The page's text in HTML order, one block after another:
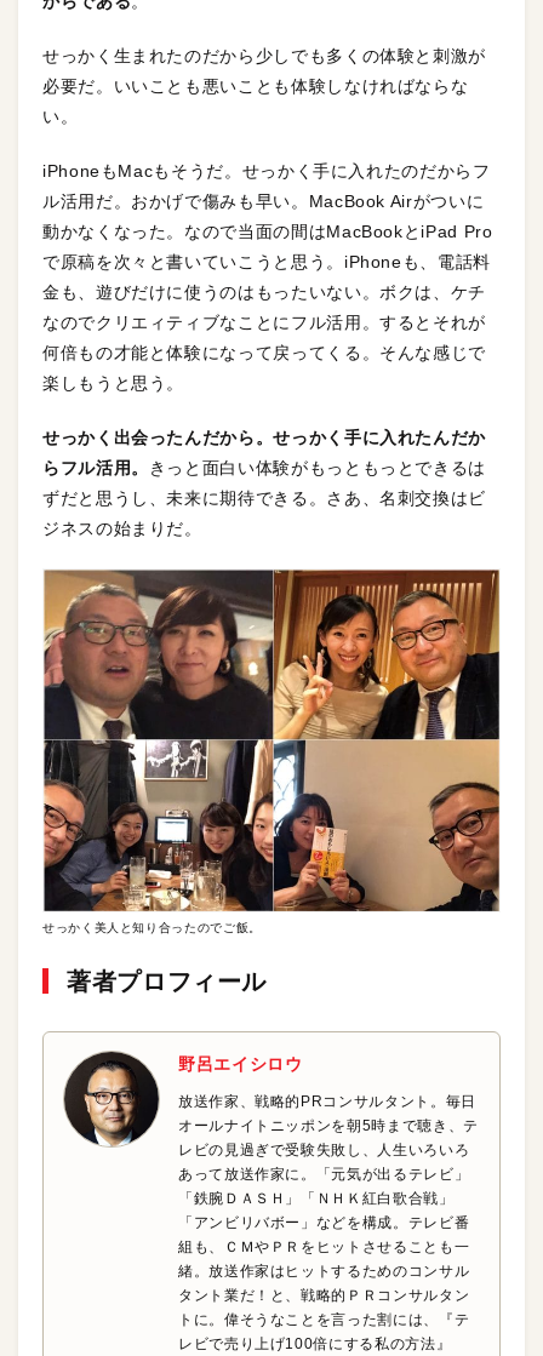
せっかく生まれたのだから少しでも多くの体験と刺激が
必要だ。いいことも悪いことも体験しなければならな
い。
iPhoneもMacもそうだ。せっかく手に入れたのだからフ
ル活用だ。おかげで傷みも早い。MacBook Airがついに
動かなくなった。なので当面の間はMacBookとiPad Pro
で原稿を次々と書いていこうと思う。iPhoneも、電話料
金も、遊びだけに使うのはもったいない。ボクは、ケチ
なのでクリエィティブなことにフル活用。するとそれが
何倍もの才能と体験になって戻ってくる。そんな感じで
楽しもうと思う。
せっかく出会ったんだから。せっかく手に入れたんだか
らフル活用。
きっと面白い体験がもっともっとできるは
ずだと思うし、未来に期待できる。さあ、名刺交換はビ
ジネスの始まりだ。
せっかく美人と知り合ったのでご飯。
著者プロフィール
野呂エイシロウ
放送作家、戦略的PRコンサルタント。毎日
オールナイトニッポンを朝5時まで聴き、テ
レビの見過ぎで受験失敗し、人生いろいろ
あって放送作家に。「元気が出るテレビ」
「鉄腕ＤＡＳＨ」「ＮＨＫ紅白歌合戦」
「アンビリバボー」などを構成。テレビ番
組も、ＣＭやＰＲをヒットさせることも一
緒。放送作家はヒットするためのコンサル
タント業だ！と、戦略的ＰＲコンサルタン
トに。偉そうなことを言った割には、『テ
レビで売り上げ100倍にする私の方法』